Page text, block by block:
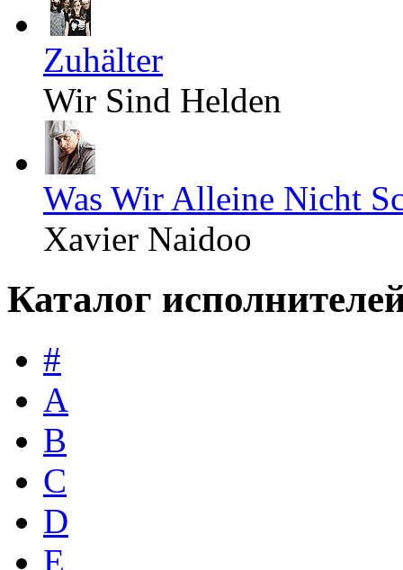
Zuhälter
Wir Sind Helden
Was Wir Alleine Nicht
Xavier Naidoo
Каталог
#
A
B
C
D
E